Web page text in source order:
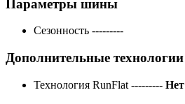
Параметры шины
Сезонность ---------
Дополнительные технологии
Технология RunFlat --------- Нет